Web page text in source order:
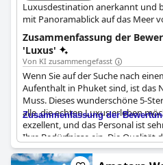
Luxusdestination anerkannt und
mit Panoramablick auf das Meer
personalisierten Service,
und verfügt über Designer-
kulinarische Erlebnisse.
Zusammenfassung der
'Luxus'
Von KI zusammengefasst
Wenn Sie auf der Suche nach
Aufenthalt in Phuket sind, ist das
Muss. Dieses wunderschöne 5-
alle, die echten Luxus erleben
exzellent, und das Personal ist
Ihre Bedürfnisse ein. Die Qualität
die Zimmer sind wunderschön
Badewannen und Duschen sowie
Zusammenfassung der